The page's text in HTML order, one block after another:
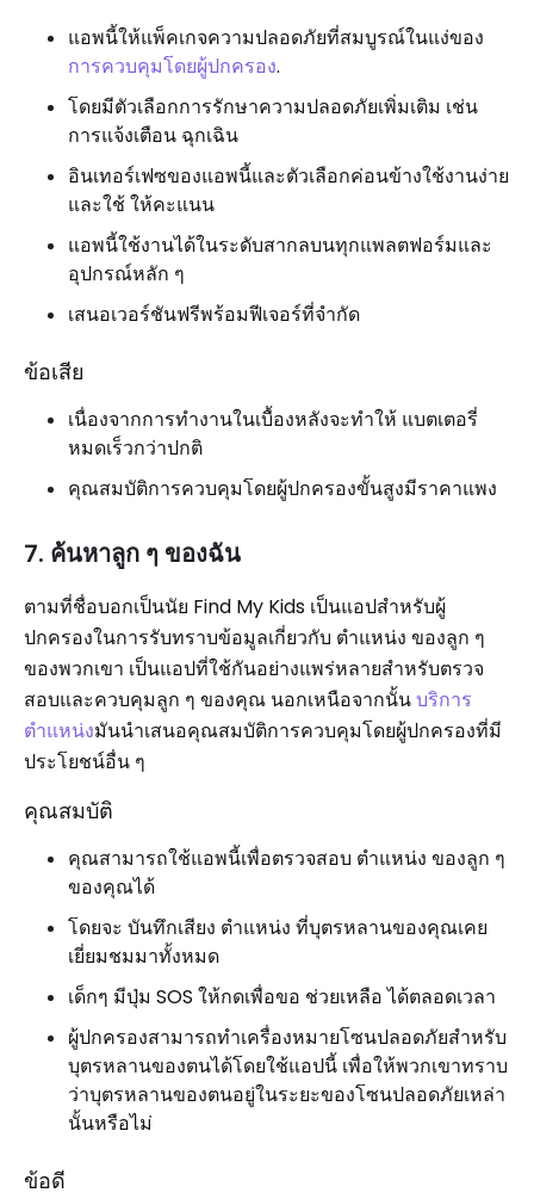
แอพนี้ให้แพ็คเกจความปลอดภัยที่สมบูรณ์ในแง่ของ
การควบคุมโดยผู้ปกครอง.
โดยมีตัวเลือกการรักษาความปลอดภัยเพิ่มเติม เช่น
การแจ้งเตือน ฉุกเฉิน
อินเทอร์เฟซของแอพนี้และตัวเลือกค่อนข้างใช้งานง่าย
และใช้ ให้คะแนน
แอพนี้ใช้งานได้ในระดับสากลบนทุกแพลตฟอร์มและ
อุปกรณ์หลัก ๆ
เสนอเวอร์ชันฟรีพร้อมฟีเจอร์ที่จำกัด
ข้อเสีย
เนื่องจากการทำงานในเบื้องหลังจะทำให้ แบตเตอรี่
หมดเร็วกว่าปกติ
คุณสมบัติการควบคุมโดยผู้ปกครองขั้นสูงมีราคาแพง
7. ค้นหาลูก ๆ ของฉัน
ตามที่ชื่อบอกเป็นนัย Find My Kids เป็นแอปสำหรับผู้
ปกครองในการรับทราบข้อมูลเกี่ยวกับ ตำแหน่ง ของลูก ๆ
ของพวกเขา เป็นแอปที่ใช้กันอย่างแพร่หลายสำหรับตรวจ
สอบและควบคุมลูก ๆ ของคุณ นอกเหนือจากนั้นบริการ
ตำแหน่งมันนำเสนอคุณสมบัติการควบคุมโดยผู้ปกครองที่มี
ประโยชน์อื่น ๆ
คุณสมบัติ
คุณสามารถใช้แอพนี้เพื่อตรวจสอบ ตำแหน่ง ของลูก ๆ
ของคุณได้
โดยจะ บันทึกเสียง ตำแหน่ง ที่บุตรหลานของคุณเคย
เยี่ยมชมมาทั้งหมด
เด็กๆ มีปุ่ม SOS ให้กดเพื่อขอ ช่วยเหลือ ได้ตลอดเวลา
ผู้ปกครองสามารถทำเครื่องหมายโซนปลอดภัยสำหรับ
บุตรหลานของตนได้โดยใช้แอปนี้ เพื่อให้พวกเขาทราบ
ว่าบุตรหลานของตนอยู่ในระยะของโซนปลอดภัยเหล่า
นั้นหรือไม่
ข้อดี